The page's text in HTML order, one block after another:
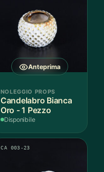
Anteprima
NOLEGGIO PROPS
Candelabro Bianca
Oro - 1 Pezzo
Disponibile
CA 003-23